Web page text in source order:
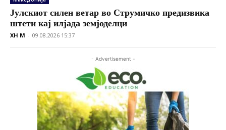
Јулскиот силен ветар во Струмичко предизвика
штети кај илјада земјоделци
XH M - 09.08.2026 15:37
- Advertisement -